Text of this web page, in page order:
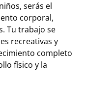
serás el
corporal,
Tu trabajo se
recreativas y
completo
físico y la